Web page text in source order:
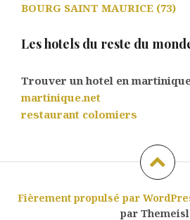
BOURG SAINT MAURICE (73)
Les hotels du reste du
Trouver un hotel en
martinique.net
restaurant colomiers
Fièrement propulsé par
par